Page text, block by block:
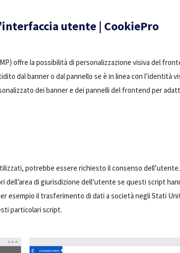
utente | CookiePro
offre la possibilità di personalizzazione visiva del
dal banner o dal pannello se è in linea con l’identità
dei banner e dei pannelli del frontend per
potrebbe essere richiesto il consenso
di giurisdizione dell’utente se questi script
esempio il trasferimento di dati a società negli Stati
particolari script.